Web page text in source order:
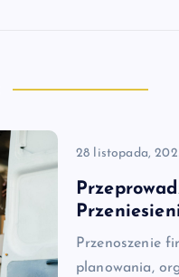
28 listopada,
Przenoszenie
planowania,